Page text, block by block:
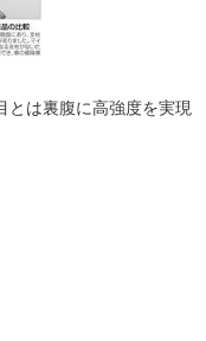
とは裏腹に高強度を実現